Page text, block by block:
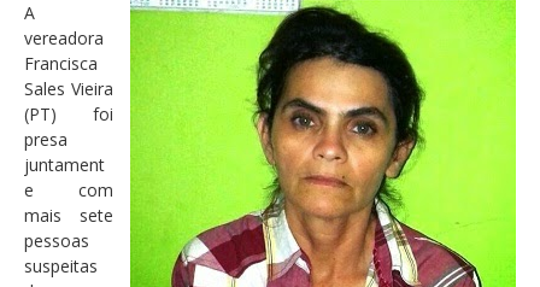
A
vereadora
Francisca
Sales Vieira
(PT) foi
presa
juntament
e com
mais sete
pessoas
suspeitas